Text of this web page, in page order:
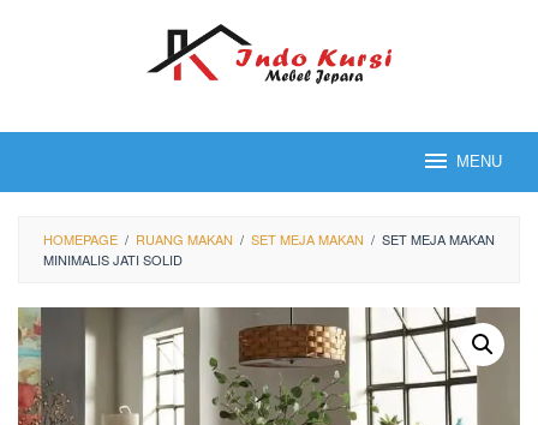
MENU
HOMEPAGE / RUANG MAKAN / SET MEJA MAKAN / SET MEJA MAKAN
MINIMALIS JATI SOLID